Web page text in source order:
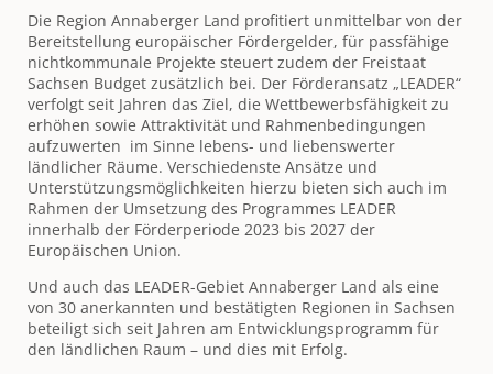
Funken"
als
"i-
Punkt"
zur
LEADER-
Förderung
Die Region Annaberger Land profitiert unmittelbar von der
Bereitstellung europäischer Fördergelder, für passfähige
nichtkommunale Projekte steuert zudem der Freistaat
Sachsen Budget zusätzlich bei. Der Förderansatz „LEADER“
verfolgt seit Jahren das Ziel, die Wettbewerbsfähigkeit zu
erhöhen sowie Attraktivität und Rahmenbedingungen
aufzuwerten im Sinne lebens- und liebenswerter
ländlicher Räume. Verschiedenste Ansätze und
Unterstützungsmöglichkeiten hierzu bieten sich auch im
Rahmen der Umsetzung des Programmes LEADER
innerhalb der Förderperiode 2023 bis 2027 der
Europäischen Union.
Und auch das LEADER-Gebiet Annaberger Land als eine
von 30 anerkannten und bestätigten Regionen in Sachsen
beteiligt sich seit Jahren am Entwicklungsprogramm für
den ländlichen Raum – und dies mit Erfolg.